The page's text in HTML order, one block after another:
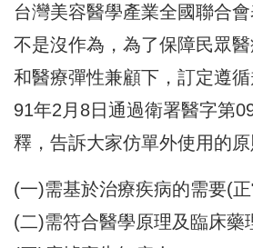
台灣美容醫學產業全國聯合
不是沒作為，為了保障民眾
和醫療彈性兼顧下，訂定遵
91年2月8日通過衛署醫字第
釋，告訴大家仿單外使用的原
(一)需基於治療疾病的需要(正
(二)需符合醫學原理及臨床藥